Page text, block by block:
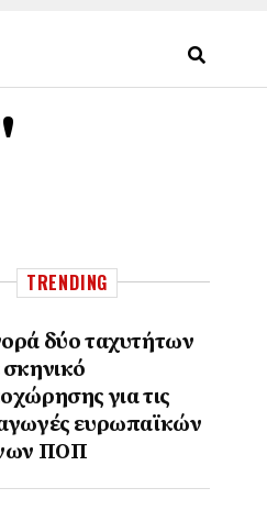
TRENDING
δύο ταχυτήτων
για τις
ευρωπαϊκών
ΠΟΠ